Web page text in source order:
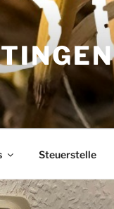
Steuerstelle